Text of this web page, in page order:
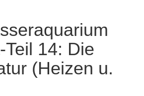
14: Die
(Heizen u.